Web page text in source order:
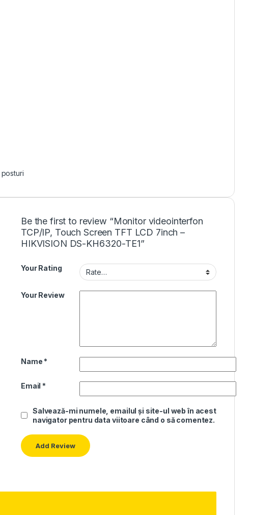
posturi
Be the first to review “Monitor videointerfon
TCP/IP, Touch Screen TFT LCD 7inch –
HIKVISION DS-KH6320-TE1”
Your Rating
Your Review
Name *
Email *
Salvează-mi numele, emailul și site-ul web în acest
navigator pentru data viitoare când o să comentez.